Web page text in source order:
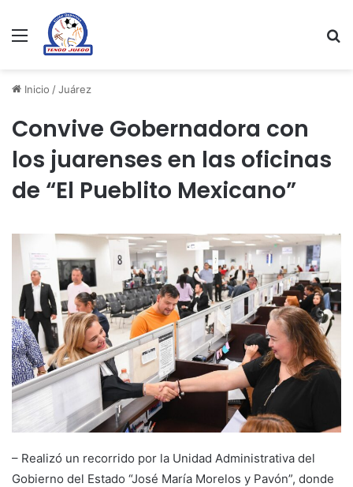
Menu
Inicio /Juárez
Convive Gobernadora con
los juarenses en las oficinas
de “El Pueblito Mexicano”
– Realizó un recorrido por la Unidad Administrativa del
Gobierno del Estado “José María Morelos y Pavón”, donde